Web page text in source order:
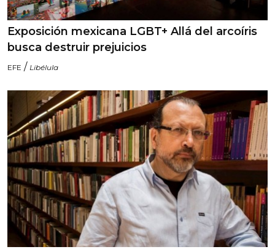
Exposición mexicana LGBT+ Allá del arcoíris
busca destruir prejuicios
EFE / Libélula